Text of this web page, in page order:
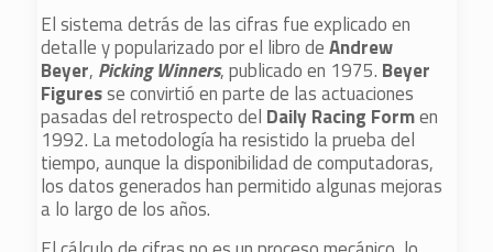
El sistema detrás de las cifras fue explicado en
detalle y popularizado por el libro deAndrew
Beyer, Picking Winners, publicado en 1975. Beyer
Figuresse convirtió en parte de las actuaciones
pasadas del retrospecto del Daily Racing Formen
1992. La metodología ha resistido la prueba del
tiempo, aunque la disponibilidad de computadoras,
los datos generados han permitido algunas mejoras
a lo largo de los años.